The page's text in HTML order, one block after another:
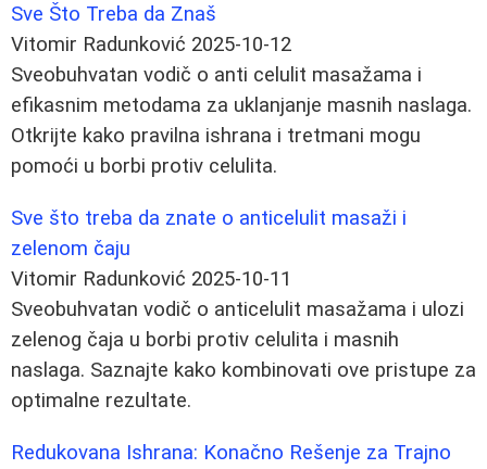
Sve Što Treba da Znaš
Vitomir Radunković 2025-10-12
Sveobuhvatan vodič o anti celulit masažama i
efikasnim metodama za uklanjanje masnih naslaga.
Otkrijte kako pravilna ishrana i tretmani mogu
pomoći u borbi protiv celulita.
Sve što treba da znate o anticelulit masaži i
zelenom čaju
Vitomir Radunković 2025-10-11
Sveobuhvatan vodič o anticelulit masažama i ulozi
zelenog čaja u borbi protiv celulita i masnih
naslaga. Saznajte kako kombinovati ove pristupe za
optimalne rezultate.
Redukovana Ishrana: Konačno Rešenje za Trajno